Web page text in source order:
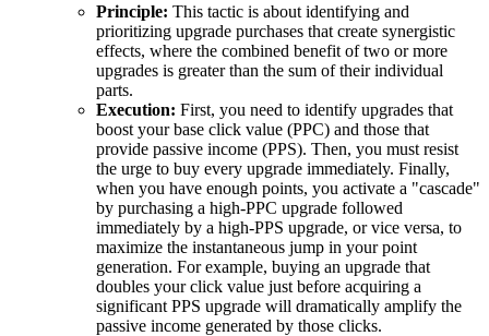
Principle: This tactic is about identifying and
prioritizing upgrade purchases that create synergistic
effects, where the combined benefit of two or more
upgrades is greater than the sum of their individual
parts.
Execution: First, you need to identify upgrades that
boost your base click value (PPC) and those that
provide passive income (PPS). Then, you must resist
the urge to buy every upgrade immediately. Finally,
when you have enough points, you activate a "cascade"
by purchasing a high-PPC upgrade followed
immediately by a high-PPS upgrade, or vice versa, to
maximize the instantaneous jump in your point
generation. For example, buying an upgrade that
doubles your click value just before acquiring a
significant PPS upgrade will dramatically amplify the
passive income generated by those clicks.